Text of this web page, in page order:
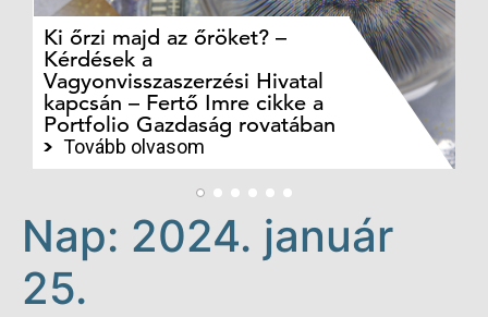
Ki őrzi majd az őröket? –
Kérdések a
Vagyonvisszaszerzési Hivatal
kapcsán – Fertő Imre cikke a
Portfolio Gazdaság rovatában
Tovább olvasom
Nap: 2024. január
25.